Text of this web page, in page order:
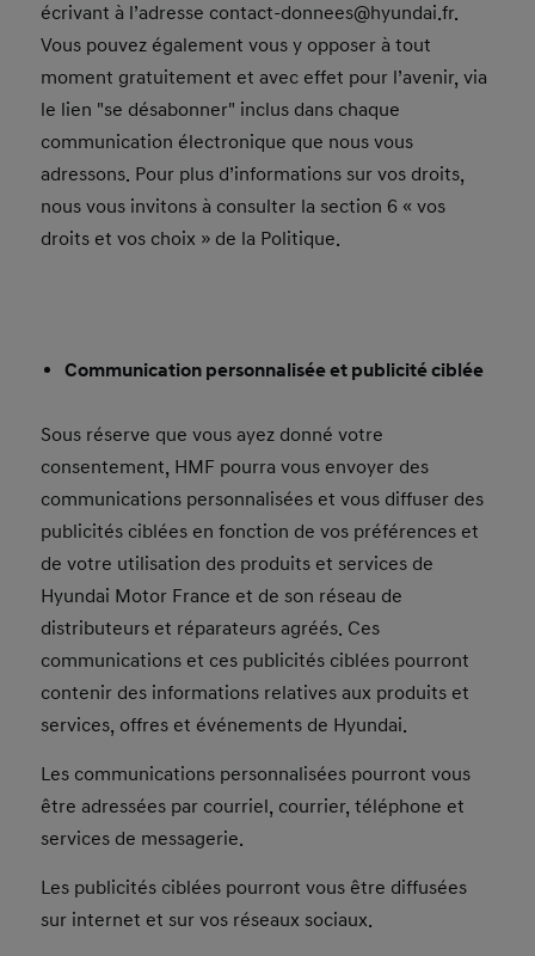
écrivant à l’adresse contact-donnees@hyundai.fr.
Vous pouvez également vous y opposer à tout
moment gratuitement et avec effet pour l’avenir, via
le lien "se désabonner" inclus dans chaque
communication électronique que nous vous
adressons. Pour plus d’informations sur vos droits,
nous vous invitons à consulter la section 6 « vos
droits et vos choix » de la Politique.
Communication personnalisée et publicité ciblée
Sous réserve que vous ayez donné votre
consentement, HMF pourra vous envoyer des
communications personnalisées et vous diffuser des
publicités ciblées en fonction de vos préférences et
de votre utilisation des produits et services de
Hyundai Motor France et de son réseau de
distributeurs et réparateurs agréés. Ces
communications et ces publicités ciblées pourront
contenir des informations relatives aux produits et
services, offres et événements de Hyundai.
Les communications personnalisées pourront vous
être adressées par courriel, courrier, téléphone et
services de messagerie.
Les publicités ciblées pourront vous être diffusées
sur internet et sur vos réseaux sociaux.